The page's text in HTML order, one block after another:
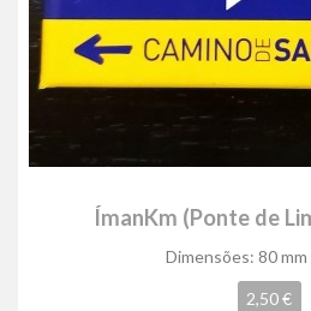
ÍmanKm (Ponte de
Dimensões: 80 mm
2,50 €